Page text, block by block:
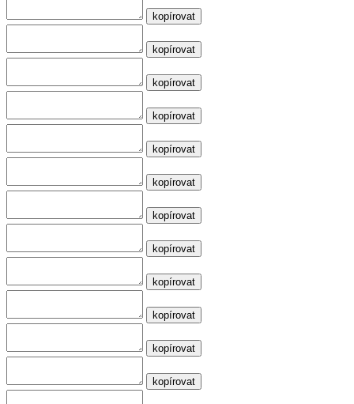
kopírovat
kopírovat
kopírovat
kopírovat
kopírovat
kopírovat
kopírovat
kopírovat
kopírovat
kopírovat
kopírovat
kopírovat